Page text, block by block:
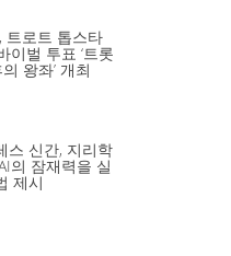
트로트 톱스타
이벌 투표 ‘트롯
왕좌’ 개최
스 신간, 지리학
의 잠재력을 실
제시